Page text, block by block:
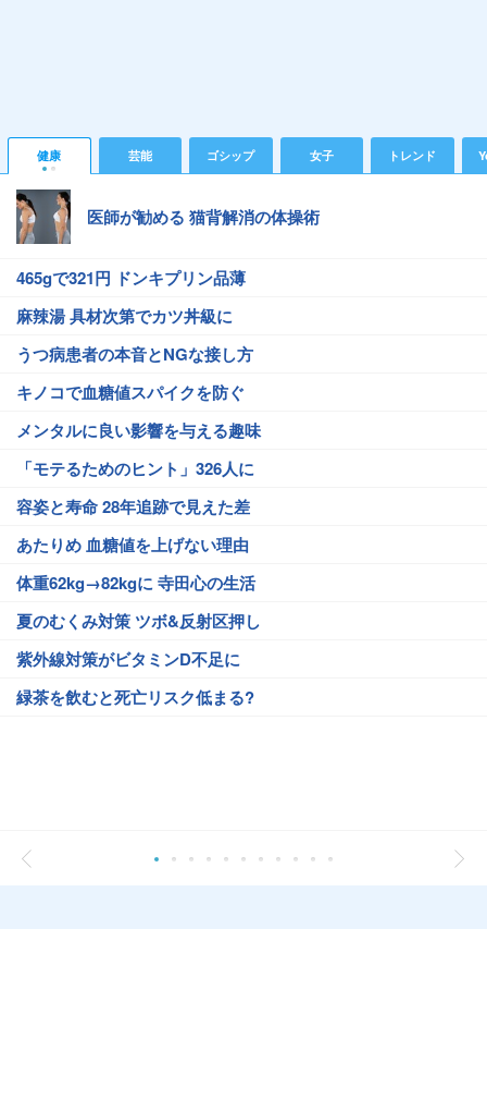
健康 芸能 ゴシップ 女子 トレンド
医師が勧める 猫背解消の体操術
465gで321円 ドンキプリン品薄
麻辣湯 具材次第でカツ丼級に
うつ病患者の本音とNGな接し方
キノコで血糖値スパイクを防ぐ
メンタルに良い影響を与える趣味
「モテるためのヒント」326人に
容姿と寿命 28年追跡で見えた差
あたりめ 血糖値を上げない理由
体重62kg→82kgに 寺田心の生活
夏のむくみ対策 ツボ&反射区押し
紫外線対策がビタミンD不足に
緑茶を飲むと死亡リスク低まる?